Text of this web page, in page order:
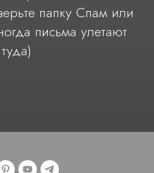
папку Спам или
письма улетают
туда)